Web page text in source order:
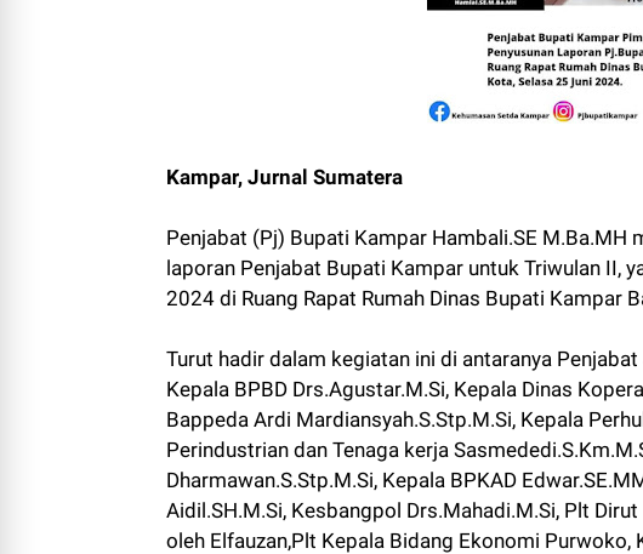
Kampar, Jurnal Sumatera
Penjabat (Pj) Bupati Kampar Hambali.SE
laporan Penjabat Bupati Kampar untuk Triwulan II,
2024 di Ruang Rapat Rumah Dinas Bupati Kampar
Turut hadir dalam kegiatan ini di antaranya
Kepala BPBD Drs.Agustar.M.Si, Kepala Dinas
Bappeda Ardi Mardiansyah.S.Stp.M.Si, Kepala
Perindustrian dan Tenaga kerja
Dharmawan.S.Stp.M.Si, Kepala BPKAD
Aidil.SH.M.Si, Kesbangpol Drs.Mahadi.M.Si, Plt
oleh Elfauzan,Plt Kepala Bidang Ekonomi Purwoko,